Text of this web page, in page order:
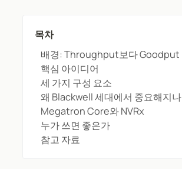
목차
배경: Throughput보다 Goodput
핵심 아이디어
세 가지 구성 요소
왜 Blackwell 세대에서 중요해지나
Megatron Core와 NVRx
누가 쓰면 좋은가
참고 자료